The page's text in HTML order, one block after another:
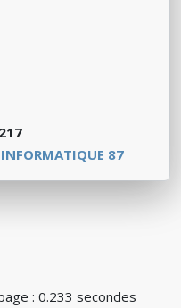
87
: 0.233 secondes